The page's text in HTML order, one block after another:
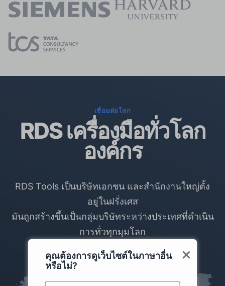
คุณต้องการดูเว็บไซต์ในภาษาอื่น
หรือไม่?
เชื่อมต่อโลก
RDS เครื่องมือทั่วโลก
องค์กร
RDS Tools เป็นบริษัทเอกชน และสำนักงานใหญ่ตั้ง
อยู่ในฝรั่งเศส
มันถูกสร้างขึ้นเป็นกลุ่มบริษัทระหว่างประเทศที่ดำเนิน
การทั่วทุกมุมโลก